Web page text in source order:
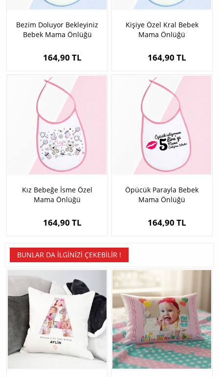
Bezim Doluyor Bekleyiniz
Bebek Mama Önlüğü
164,90 TL
Kişiye Özel Kral Bebek
Mama Önlüğü
164,90 TL
Kız Bebeğe İsme Özel
Mama Önlüğü
164,90 TL
Öpücük Parayla Bebek
Mama Önlüğü
164,90 TL
BUNLAR DA İLGINIZI ÇEKEBILIR !